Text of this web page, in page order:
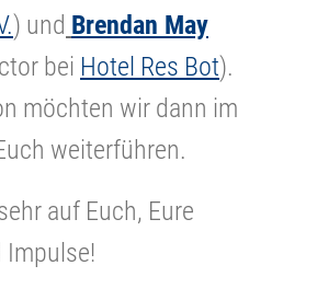
) und Brendan May
bei Hotel Res Bot).
möchten wir dann im
weiterführen.
auf Euch, Eure
Impulse!